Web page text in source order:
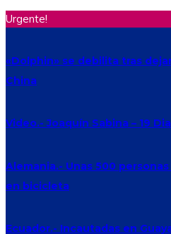
Urgente!
«Dolphin» se debilita tras
China
Video.- Joaquín Sabina – 19
Alemania.- Unas 500
en bicicleta
Ecuador.- Incautadas en